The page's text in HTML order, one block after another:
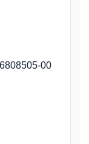
00